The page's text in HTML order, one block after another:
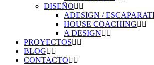
DISEÑO
ADESIGN /
HOUSE COACHING
A DESIGN
PROYECTOS
BLOG
CONTACTO